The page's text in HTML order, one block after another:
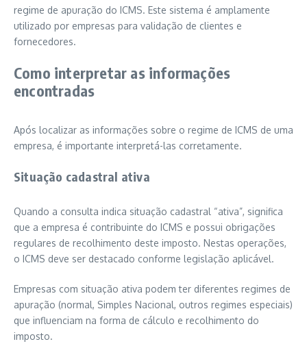
regime de apuração do ICMS. Este sistema é amplamente
utilizado por empresas para validação de clientes e
fornecedores.
Como interpretar as informações
encontradas
Após localizar as informações sobre o regime de ICMS de uma
empresa, é importante interpretá-las corretamente.
Situação cadastral ativa
Quando a consulta indica situação cadastral “ativa”, significa
que a empresa é contribuinte do ICMS e possui obrigações
regulares de recolhimento deste imposto. Nestas operações,
o ICMS deve ser destacado conforme legislação aplicável.
Empresas com situação ativa podem ter diferentes regimes de
apuração (normal, Simples Nacional, outros regimes especiais)
que influenciam na forma de cálculo e recolhimento do
imposto.